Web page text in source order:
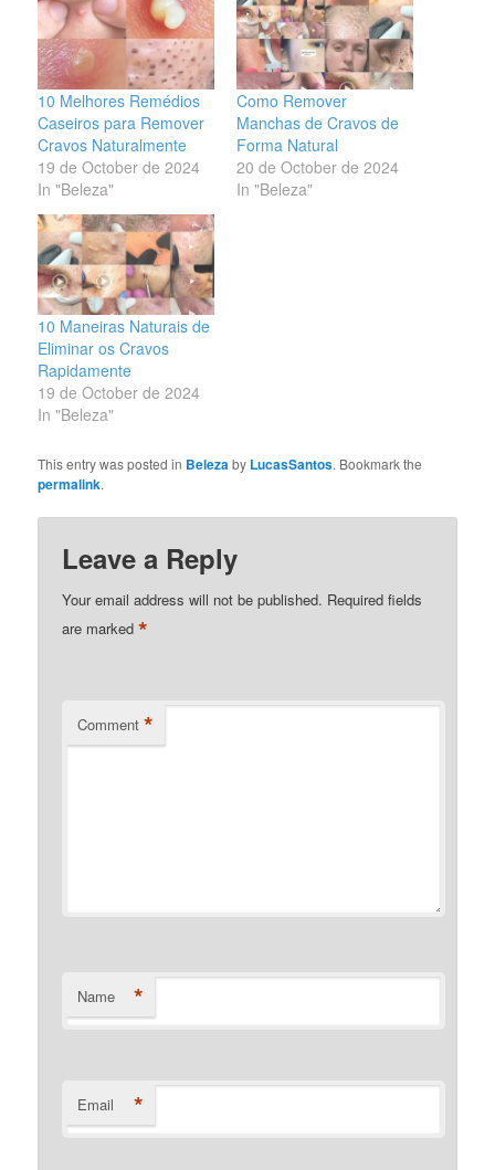
10 Melhores Remédios
Caseiros para Remover
Cravos Naturalmente
19 de October de 2024
In "Beleza"
Como Remover
Manchas de Cravos de
Forma Natural
20 de October de 2024
In "Beleza"
10 Maneiras Naturais de
Eliminar os Cravos
Rapidamente
19 de October de 2024
In "Beleza"
This entry was posted in Belezaby LucasSantos. Bookmark the
permalink.
Leave a Reply
Your email address will not be published. Required fields
are marked*
Comment *
Name *
Email *